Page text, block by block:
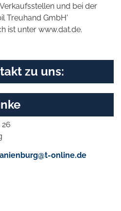
und bei der
Treuhand GmbH'
ist unter www.dat.de.
zu uns:
online.de